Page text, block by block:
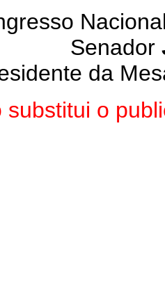
Senador
da
substitui o